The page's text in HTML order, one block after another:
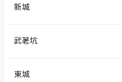
新城
武荖坑
東城